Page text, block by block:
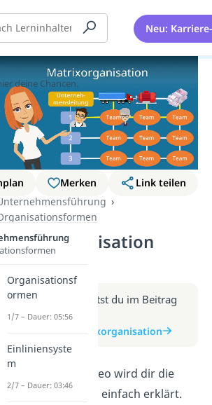
Neu:
Merken
Link teilen
Weitere Infos erhältst du im Beitrag
zum Video
zum Beitrag: Matrixorganisation
In diesem Erklärvideo wird dir die
Matrixorganisation einfach erklärt.
sich!
deine Chancen.
Organisationsf
ormen
1/7 – Dauer: 05:56
Einliniensyste
m
2/7 – Dauer: 03:46